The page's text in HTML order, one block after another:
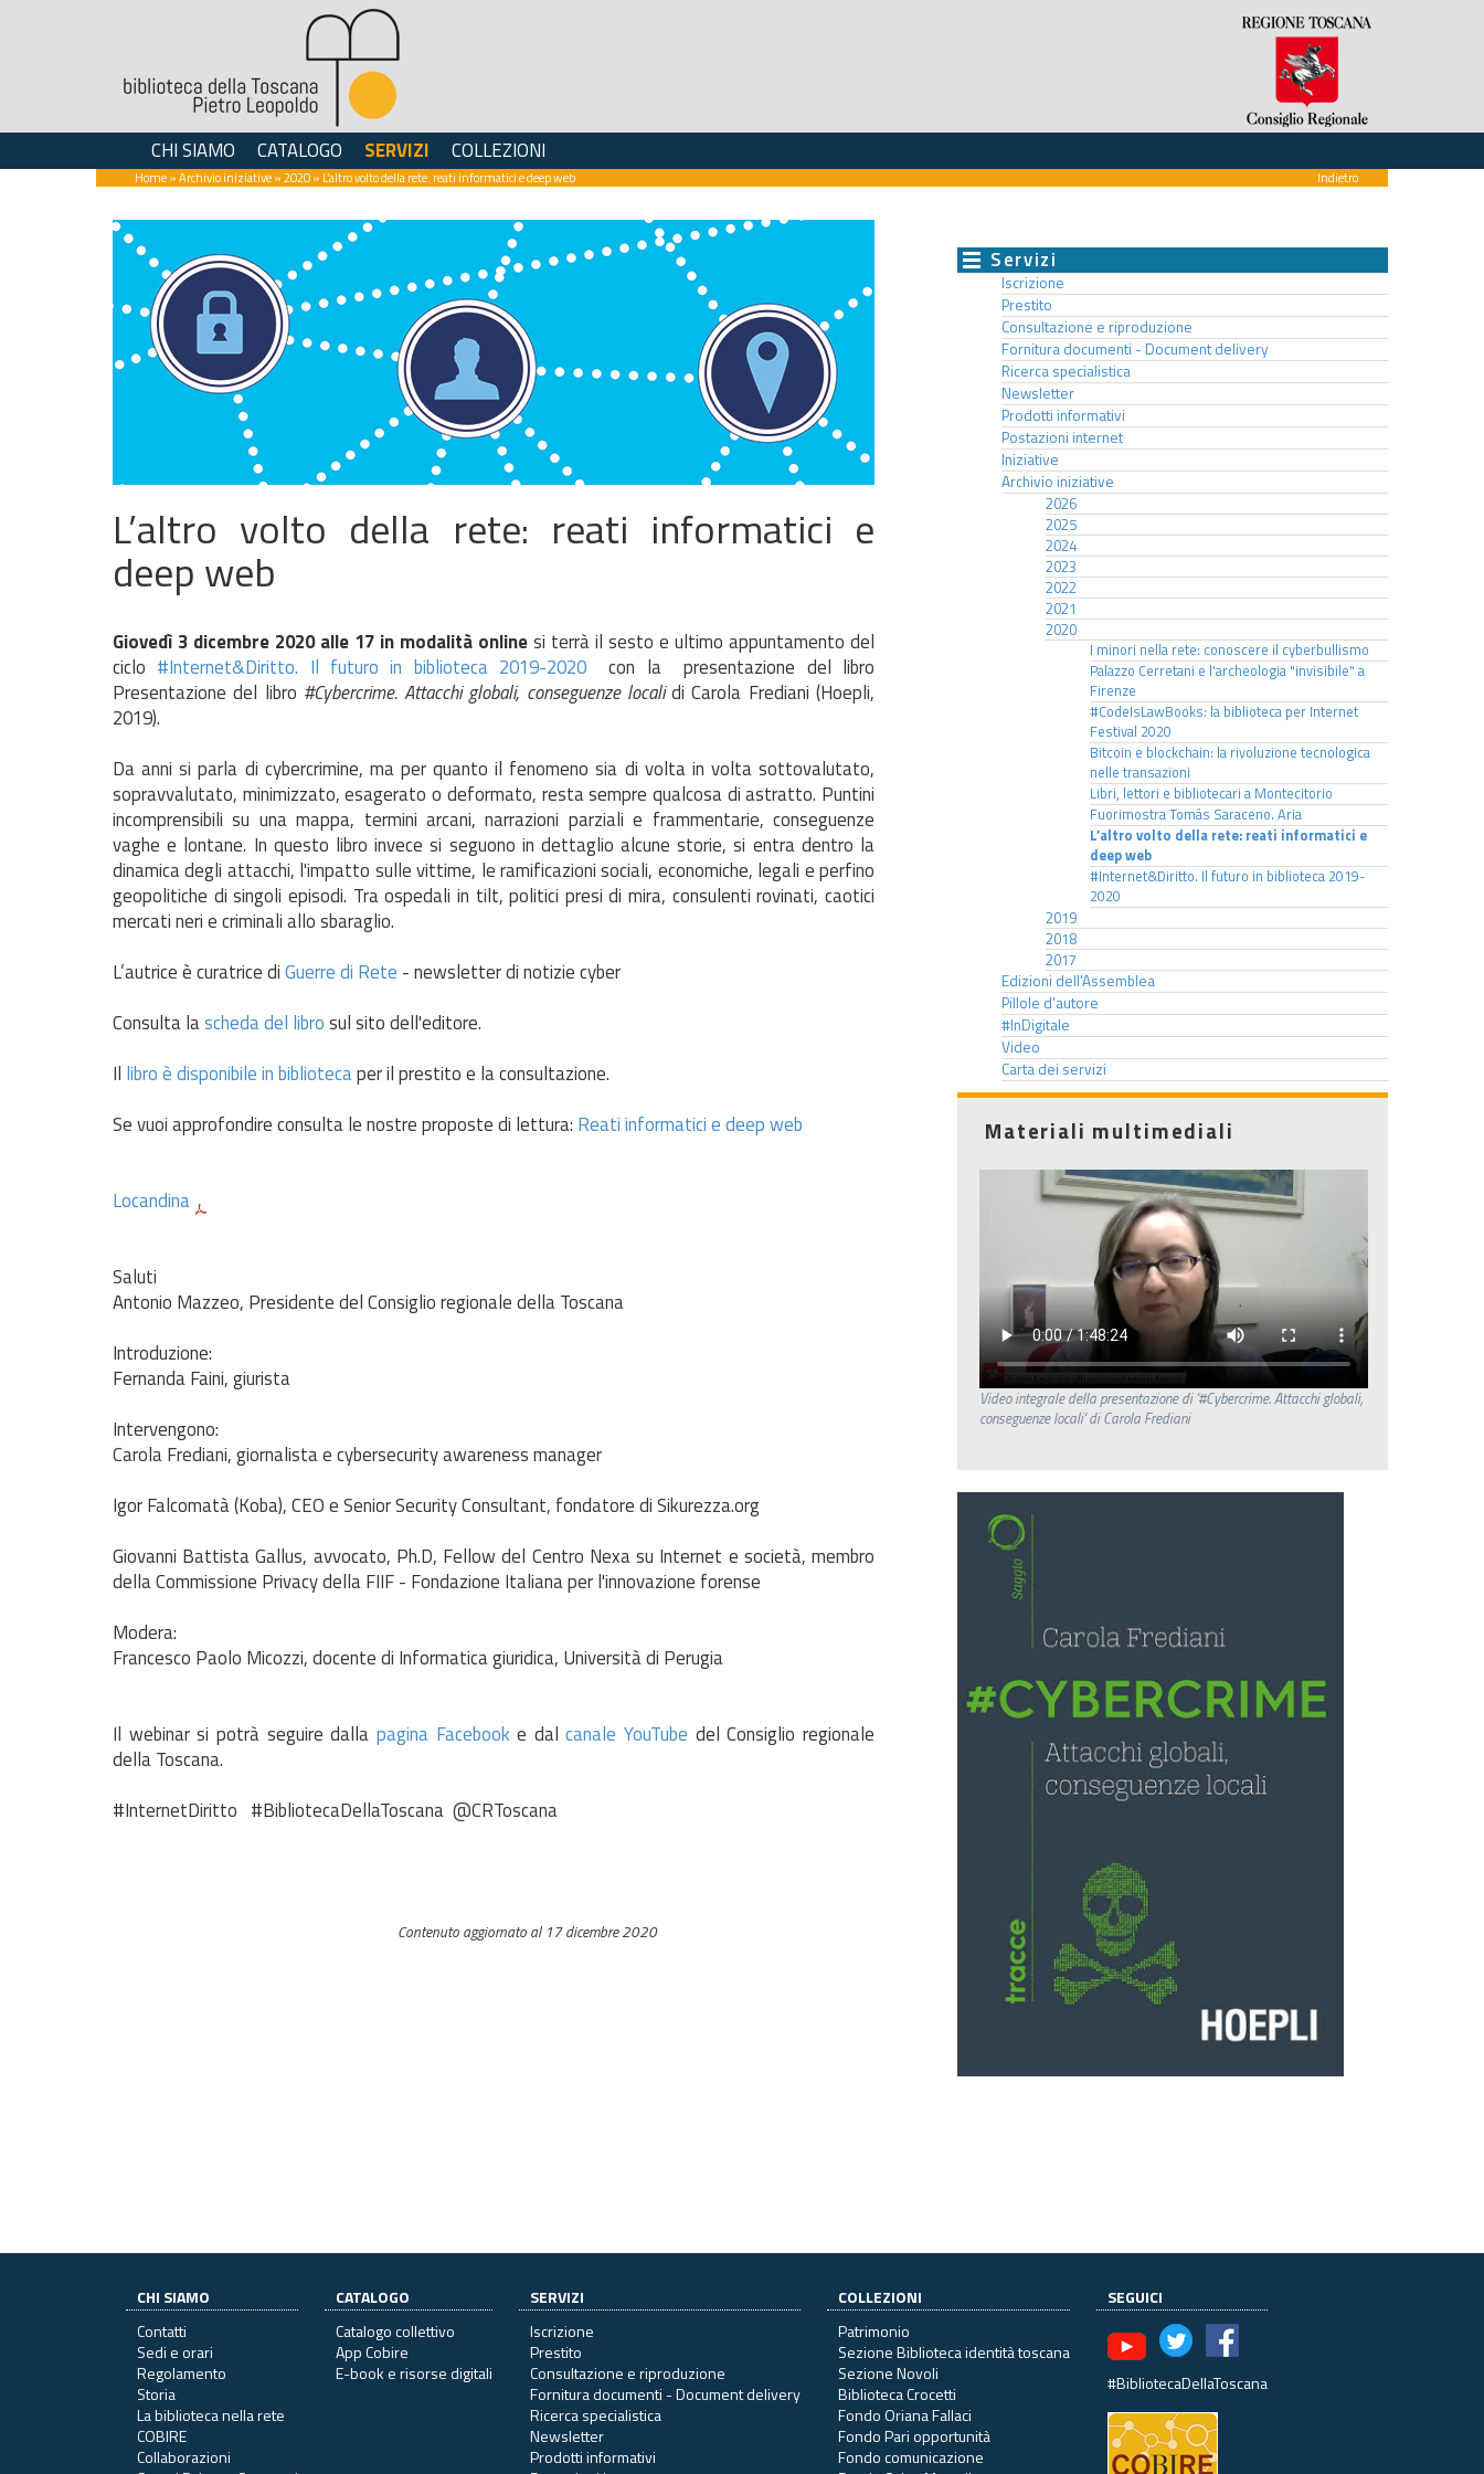
CHI SIAMO CATALOGO SERVIZI COLLEZIONI
Home»Archivio iniziative»2020» L’altro volto della rete: reati informatici e deep web Indietro
L’altro volto della rete: reati informatici e
deep web
Giovedì 3 dicembre 2020 alle 17 in modalità onlinesi terrà il sesto e ultimo appuntamento del
ciclo #Internet&Diritto. Il futuro in biblioteca 2019-2020con la presentazione del libro
Presentazione del libro #Cybercrime. Attacchi globali, conseguenze localidi Carola Frediani (Hoepli,
2019).
Da anni si parla di cybercrimine, ma per quanto il fenomeno sia di volta in volta sottovalutato,
sopravvalutato, minimizzato, esagerato o deformato, resta sempre qualcosa di astratto. Puntini
incomprensibili su una mappa, termini arcani, narrazioni parziali e frammentarie, conseguenze
vaghe e lontane. In questo libro invece si seguono in dettaglio alcune storie, si entra dentro la
dinamica degli attacchi, l'impatto sulle vittime, le ramificazioni sociali, economiche, legali e perfino
geopolitiche di singoli episodi. Tra ospedali in tilt, politici presi di mira, consulenti rovinati, caotici
mercati neri e criminali allo sbaraglio.
L’autrice è curatrice diGuerre di Rete - newsletter di notizie cyber
Consulta lascheda del librosul sito dell'editore.
Il libro è disponibile in bibliotecaper il prestito e la consultazione.
Se vuoi approfondire consulta le nostre proposte di lettura: Reati informatici e deep web
Locandina
Saluti
Antonio Mazzeo, Presidente del Consiglio regionale della Toscana
Introduzione:
Fernanda Faini, giurista
Intervengono:
Carola Frediani, giornalista e cybersecurity awareness manager
Igor Falcomatà (Koba), CEO e Senior Security Consultant, fondatore di Sikurezza.org
Giovanni Battista Gallus, avvocato, Ph.D, Fellow del Centro Nexa su Internet e società, membro
della Commissione Privacy della FIIF - Fondazione Italiana per l'innovazione forense
Modera:
Francesco Paolo Micozzi, docente di Informatica giuridica, Università di Perugia
Il webinar si potrà seguire dalla pagina Facebooke dalcanale YouTube del Consiglio regionale
della Toscana.
#InternetDiritto #BibliotecaDellaToscana @CRToscana
Contenuto aggiornato al 17 dicembre 2020
Servizi
Iscrizione
Prestito
Consultazione e riproduzione
Fornitura documenti - Document delivery
Ricerca specialistica
Newsletter
Prodotti informativi
Postazioni internet
Iniziative
Archivio iniziative
2026
2025
2024
2023
2022
2021
2020
I minori nella rete: conoscere il cyberbullismo
Palazzo Cerretani e l'archeologia "invisibile" a
Firenze
#CodeIsLawBooks: la biblioteca per Internet
Festival 2020
Bitcoin e blockchain: la rivoluzione tecnologica
nelle transazioni
Libri, lettori e bibliotecari a Montecitorio
Fuorimostra Tomás Saraceno. Aria
L’altro volto della rete: reati informatici e
deep web
#Internet&Diritto. Il futuro in biblioteca 2019-
2020
2019
2018
2017
Edizioni dell'Assemblea
Pillole d'autore
#InDigitale
Video
Carta dei servizi
Materiali multimediali
Video integrale della presentazione di '#Cybercrime. Attacchi globali,
conseguenze locali' di Carola Frediani
CHI SIAMO
Contatti
Sedi e orari
Regolamento
Storia
La biblioteca nella rete
COBIRE
Collaborazioni
CATALOGO
Catalogo collettivo
App Cobire
E-book e risorse digitali
SERVIZI
Iscrizione
Prestito
Consultazione e riproduzione
Fornitura documenti - Document delivery
Ricerca specialistica
Newsletter
Prodotti informativi
COLLEZIONI
Patrimonio
Sezione Biblioteca identità toscana
Sezione Novoli
Biblioteca Crocetti
Fondo Oriana Fallaci
Fondo Pari opportunità
Fondo comunicazione
SEGUICI
#BibliotecaDellaToscana